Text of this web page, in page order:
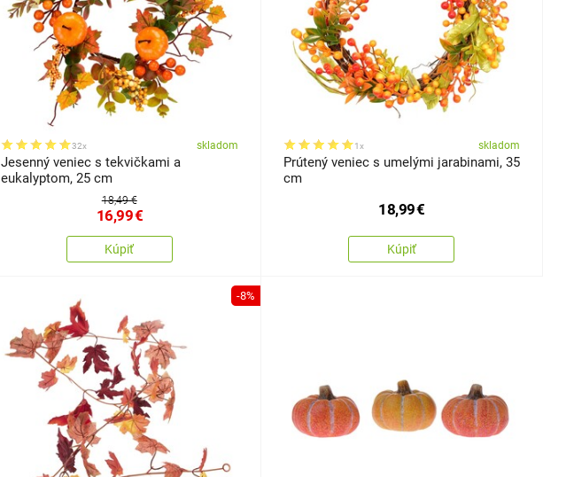
32x skladom
Jesenný veniec s tekvičkami a
eukalyptom, 25 cm
18,49 €
16,99€
Kúpiť
1x skladom
Prútený veniec s umelými jarabinami, 35
cm
18,99€
Kúpiť
-8%